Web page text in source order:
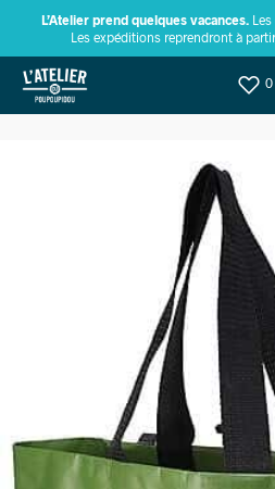
L’Atelier prend quelques vacances.
Les expéditions reprendront à
0